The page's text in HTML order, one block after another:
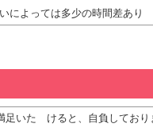
によっては多少の時間差あり
いたゞけると、自負してお